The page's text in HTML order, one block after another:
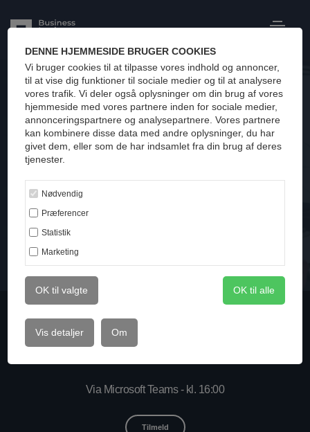
DENNE HJEMMESIDE BRUGER COOKIES
Vi bruger cookies til at tilpasse vores indhold og annoncer,
til at vise dig funktioner til sociale medier og til at analysere
vores trafik. Vi deler også oplysninger om din brug af vores
hjemmeside med vores partnere inden for sociale medier,
annonceringspartnere og analysepartnere. Vores partnere
kan kombinere disse data med andre oplysninger, du har
givet dem, eller som de har indsamlet fra din brug af deres
tjenester.
Nødvendig
Præferencer
Statistik
Marketing
OK til valgte OK til alle
Vis detaljer Om
MBA
Én MBA –
Tre
ledelsesdiscipliner
Brochure
Ansøg
Online infomøde
02.06.22
Via Microsoft Teams - kl. 16:00
Tilmeld